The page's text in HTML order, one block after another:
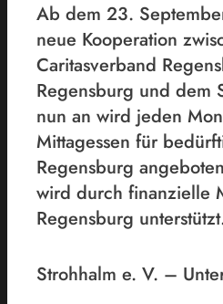
Ab dem 23.
neue Kooperation
Caritasverband
Regensburg und dem
nun an wird jeden
Mittagessen für
Regensburg
wird durch finanzielle
Regensburg
Strohhalm e. V. –